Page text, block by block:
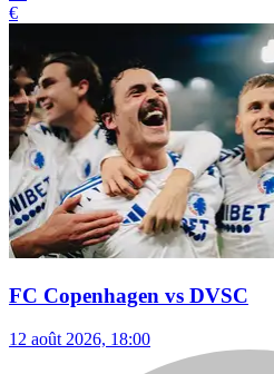
€
FC Copenhagen vs DVSC
12 août 2026, 18:00